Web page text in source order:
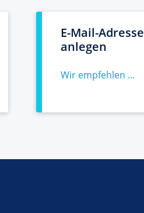
E-Mail-Adresse
anlegen
Wir empfehlen ...